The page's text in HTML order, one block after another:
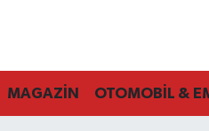
MAGAZİN OTOMOBİL &